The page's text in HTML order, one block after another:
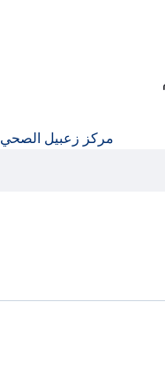
مركز زعبيل الصحي